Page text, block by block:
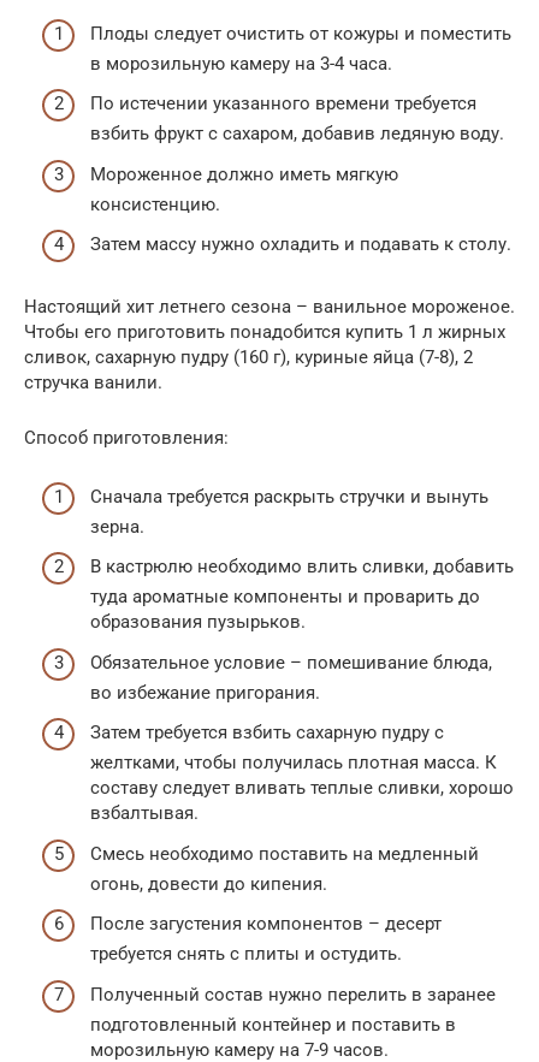
Плоды следует очистить от кожуры и поместить
в морозильную камеру на 3-4 часа.
По истечении указанного времени требуется
взбить фрукт с сахаром, добавив ледяную воду.
Мороженное должно иметь мягкую
консистенцию.
Затем массу нужно охладить и подавать к столу.
Настоящий хит летнего сезона – ванильное мороженое.
Чтобы его приготовить понадобится купить 1 л жирных
сливок, сахарную пудру (160 г), куриные яйца (7-8), 2
стручка ванили.
Способ приготовления:
Сначала требуется раскрыть стручки и вынуть
зерна.
В кастрюлю необходимо влить сливки, добавить
туда ароматные компоненты и проварить до
образования пузырьков.
Обязательное условие – помешивание блюда,
во избежание пригорания.
Затем требуется взбить сахарную пудру с
желтками, чтобы получилась плотная масса. К
составу следует вливать теплые сливки, хорошо
взбалтывая.
Смесь необходимо поставить на медленный
огонь, довести до кипения.
После загустения компонентов – десерт
требуется снять с плиты и остудить.
Полученный состав нужно перелить в заранее
подготовленный контейнер и поставить в
морозильную камеру на 7-9 часов.